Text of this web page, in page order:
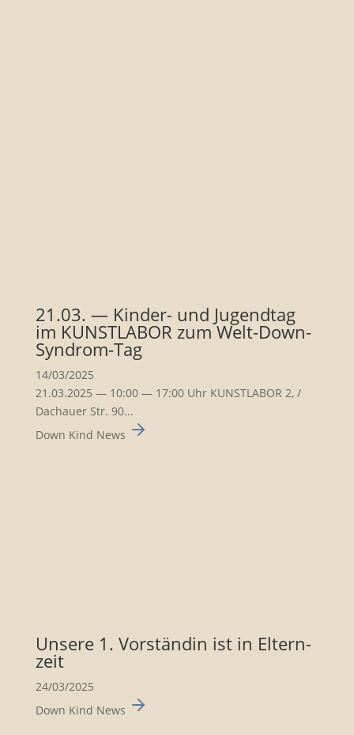
21.03. — Kinder- und Jugendtag
im KUNSTLABOR zum Welt-Down-
Syndrom-Tag
14/03/2025
21.03.2025 — 10:00 — 17:00 Uhr KUNSTLABOR 2, /
Dachauer Str. 90...
Down Kind News
Unsere 1. Vorständin ist in Eltern­
zeit
24/03/2025
Down Kind News